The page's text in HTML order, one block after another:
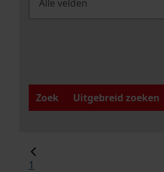
Zoek
Uitgebreid zoeken
1